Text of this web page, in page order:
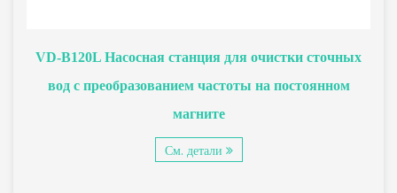
VD-B120L Насосная станция для очистки сточных
вод с преобразованием частоты на постоянном
магните
См. детали